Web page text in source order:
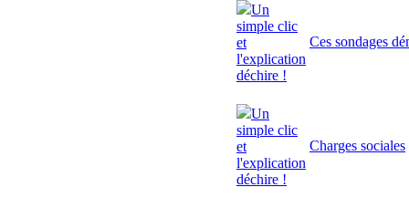
Un
simple clic
et
l'explication
déchire !
Ces sondages
Un
simple clic
et
l'explication
déchire !
Charges sociales